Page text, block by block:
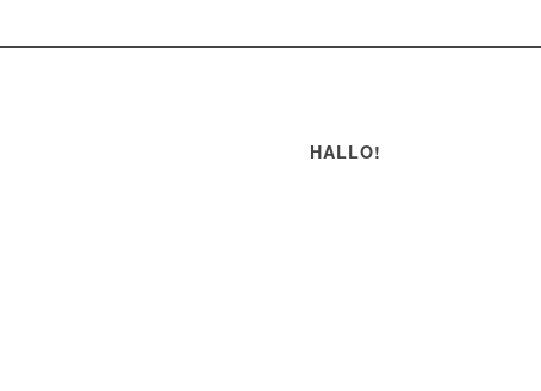
HALLO!